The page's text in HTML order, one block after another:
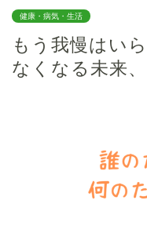
健康・病気・生活
もう我慢はい
なくなる未来